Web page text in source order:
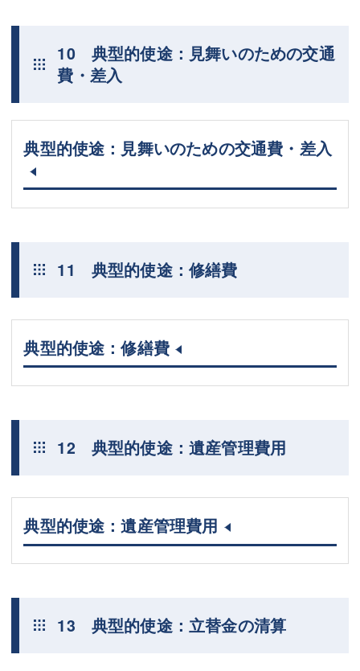
10 典型的使途：見舞いのための交通
費・差入
典型的使途：見舞いのための交通費・差入
11 典型的使途：修繕費
典型的使途：修繕費
12 典型的使途：遺産管理費用
典型的使途：遺産管理費用
13 典型的使途：立替金の清算